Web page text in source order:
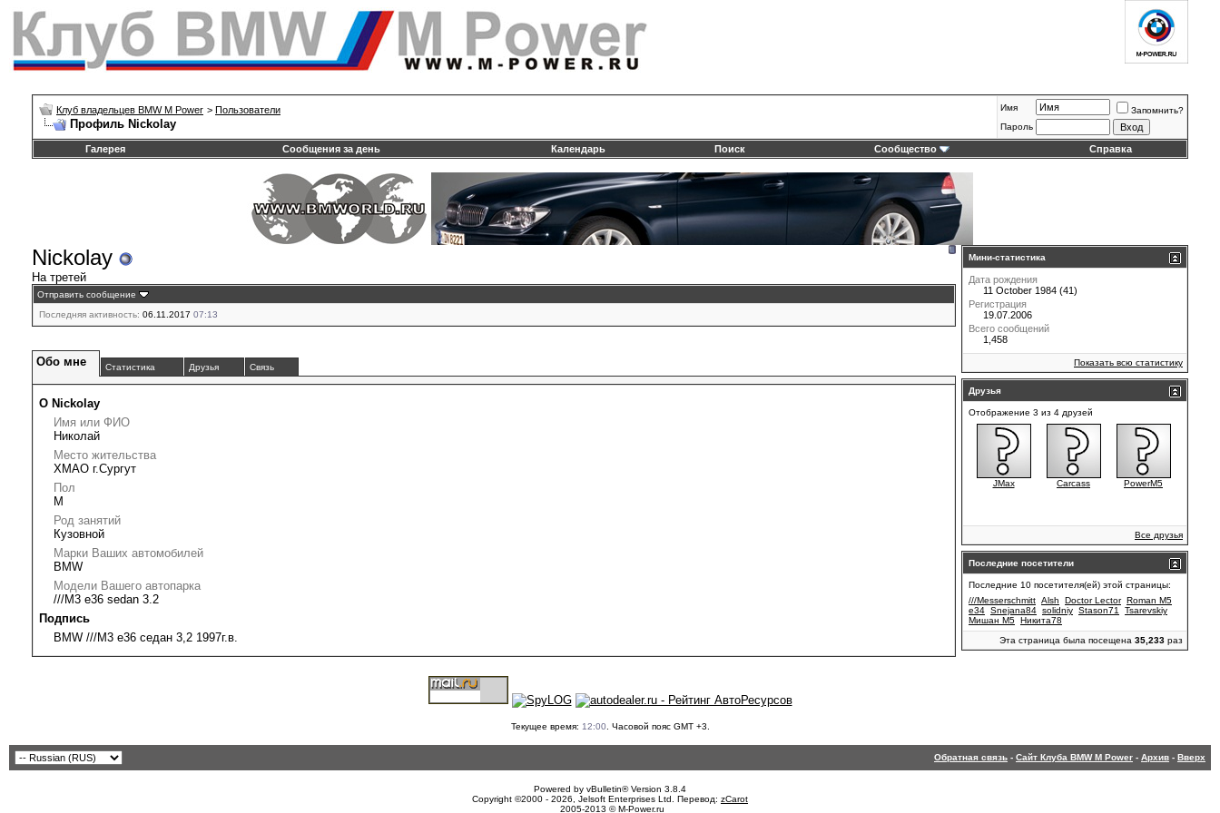
Клуб владельцев BMW M Power > Пользователи
Профиль Nickolay
Имя
Запомнить?
Пароль
Галерея Сообщения за день Календарь Поиск Сообщество Справка
Nickolay
На третей
Отправить сообщение
Последняя активность: 06.11.2017 07:13
Обо мне Статистика Друзья Связь
О Nickolay
Имя или ФИО
Николай
Место жительства
ХМАО г.Сургут
Пол
М
Род занятий
Кузовной
Марки Ваших автомобилей
BMW
Модели Вашего автопарка
///M3 e36 sedan 3.2
Подпись
BMW ///M3 e36 седан 3,2 1997г.в.
Мини-статистика
Дата рождения
11 October 1984 (41)
Регистрация
19.07.2006
Всего сообщений
1,458
Показать всю статистику
Друзья
Отображение 3 из 4 друзей
JMax Carcass PowerM5
Все друзья
Последние посетители
Последние 10 посетителя(ей) этой страницы:
///Messerschmitt Alsh Doctor Lector Roman M5
e34 Snejana84 solidniy Stason71
Tsarevskiy
Мишан M5 Никита78
Эта страница была посещена 35,233 раз
Текущее время: 12:00 . Часовой пояс GMT +3.
Обратная связь - Сайт Клуба BMW M Power - Архив - Вверх
Powered by vBulletin® Version 3.8.4
Copyright ©2000 - 2026, Jelsoft Enterprises Ltd. Перевод: zCarot
2005-2013 © M-Power.ru